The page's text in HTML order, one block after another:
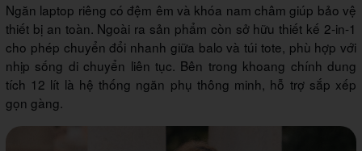
Ngăn laptop riêng có đệm êm và khóa nam châm giúp bảo vệ
thiết bị an toàn. Ngoài ra sản phẩm còn sở hữu thiết kế 2-in-1
cho phép chuyển đổi nhanh giữa balo và túi tote, phù hợp với
nhịp sống di chuyển liên tục. Bên trong khoang chính dung
tích 12 lít là hệ thống ngăn phụ thông minh, hỗ trợ sắp xếp
gọn gàng.